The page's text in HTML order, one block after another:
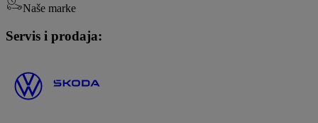
Naše marke
Servis i prodaja: